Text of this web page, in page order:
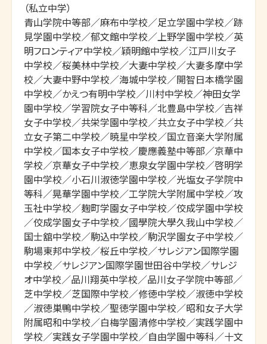
（私立中学）
青山学院中等部／麻布中学校／足立学園中学校／跡
見学園中学校／郁文館中学校／上野学園中学校／英
明フロンティア中学校／穎明館中学校／江戸川女子
中学校／桜美林中学校／大妻中学校／大妻多摩中学
校／大妻中野中学校／海城中学校／開智日本橋学園
中学校／かえつ有明中学校／川村中学校／神田女学
園中学校／学習院女子中等科／北豊島中学校／吉祥
女子中学校／共栄学園中学校／共立女子中学校／共
立女子第二中学校／暁星中学校／国立音楽大学附属
中学校／国本女子中学校／慶應義塾中等部／京華中
学校／京華女子中学校／恵泉女学園中学校／啓明学
園中学校／小石川淑徳学園中学校／光塩女子学院中
等科／晃華学園中学校／工学院大学附属中学校／攻
玉社中学校／麹町学園女子中学校／佼成学園中学校
／佼成学園女子中学校／國學院大學久我山中学校／
国士舘中学校／駒込中学校／駒沢学園女子中学校／
駒場東邦中学校／桜丘中学校／サレジアン国際学園
中学校／サレジアン国際学園世田谷中学校／サレジ
オ中学校／品川翔英中学校／品川女子学院中等部／
芝中学校／芝国際中学校／修徳中学校／淑徳中学校
／淑徳巣鴨中学校／聖徳学園中学校／昭和女子大学
附属昭和中学校／白梅学園清修中学校／実践学園中
学校／実践女子学園中学校／自由学園中等科／十文